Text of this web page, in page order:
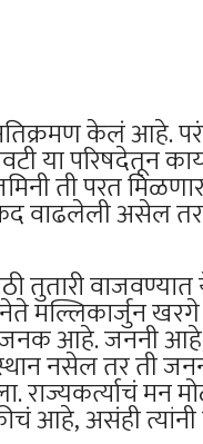
केलं आहे. परंतु
या परिषदेतून
ती परत
वाढलेली असेल
तुतारी
मल्लिकार्जुन
जनक आहे. जननी
स्थान नसेल तर
मन
आहे, असंही